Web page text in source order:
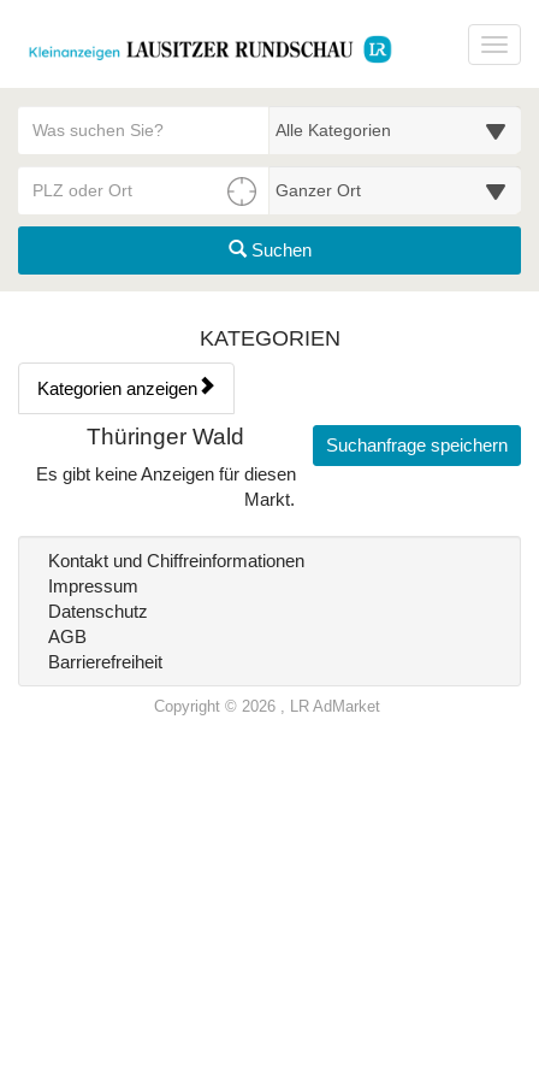
Suchen
Kategorien & Anzeigen
KATEGORIEN
Kategorien anzeigen
Bedienhinweis: Navigieren Sie mit Tab (Shift+Tab zurück).
Rubrik:
Thüringer Wald
Suchanfrage speichern
Es gibt keine Anzeigen für diesen
Markt.
Kontakt und Chiffreinformationen
Impressum
Datenschutz
AGB
Barrierefreiheit
Copyright © 2026 , LR AdMarket